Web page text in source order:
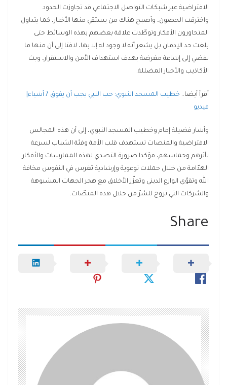
الافتراضية عبر شبكات التواصل الاجتماعي قد تجاوزت الحدود
واخترقت الحصون، وأصبح هناك من يستقي منها الأخبار، كما يتداول
المتحاورون الأفكار وتوطّدت علاقة بعضهم بهذه الوسائط حتى
بلغت حد الإدمان بل يشعر أنه لا وجود له إلا بها، لافتا إلى أن منها ما
يفضي إلى إشاعة مغرضة بهدف استهداف الأمن والاستقرار، وبث
الأكاذيب والأخبار المضللة.
أقرأ أيضا..
خطيب المسجد النبوي: حب النبي يجب أن يفوق 7 أشياء|
فيديو
وأشار فضيلة إمام وخطيب المسجد النبوي، إلى أن هذه المجالس
الافتراضية والمنصات تستهدف قلب الأمة وفئة الشباب لسرعة
تأثرهم وحماسهم، مؤكدا ضرورة التصدي لهذه الممارسات والأفكار
الهدّامة من خلال حملات توعوية وإرشادية تغرس في النفوس مخافة
الله وتقوّي الوازع الديني وتعزّز الأخلاق مع هجر الجهات المشبوهة
والشركات التي تروج للشرّ من خلال هذه المنصّات.
Share